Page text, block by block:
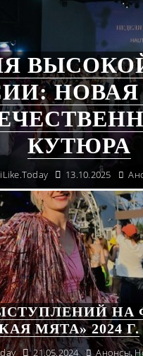
НОВАЯ
КУТЮРА
13.10.2025
НА
МЯТА» 2024 Г.
21.05.2024 Анонсы,